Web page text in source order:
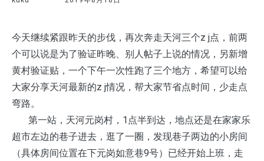
今天继续紧跟昨天的步伐，再次奔走天河三个z j点，前两
个可以说是为了验证昨晚、别人帖子上说的情况，另新增
黄村验证贴，一个下午一次性跑了三个地方，希望可以给
大家分享天河最新的z j情况，帮大家节省点时间，少走点
弯路。
第一站，天河元岗村，1点半到达，地点还是在家家乐
超市左边的巷子进去，逛了一圈，发现巷子两边的小房间
（具体房间位置在下元岗如意巷9号）已经开始上班，走